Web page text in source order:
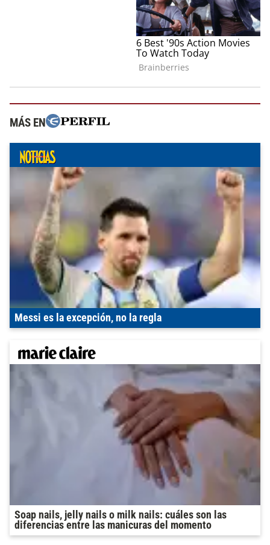
MÁS EN
Messi es la excepción, no la regla
Soap nails, jelly nails o milk nails: cuáles son las
diferencias entre las manicuras del momento